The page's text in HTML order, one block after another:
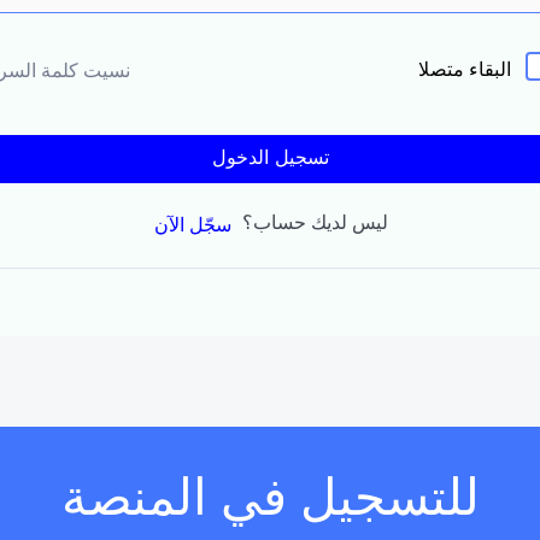
البقاء متصلا نسيت كلمة
تسجيل الدخول
ليس لديك حساب؟ سجّل الآن
للتسجيل في المنصة